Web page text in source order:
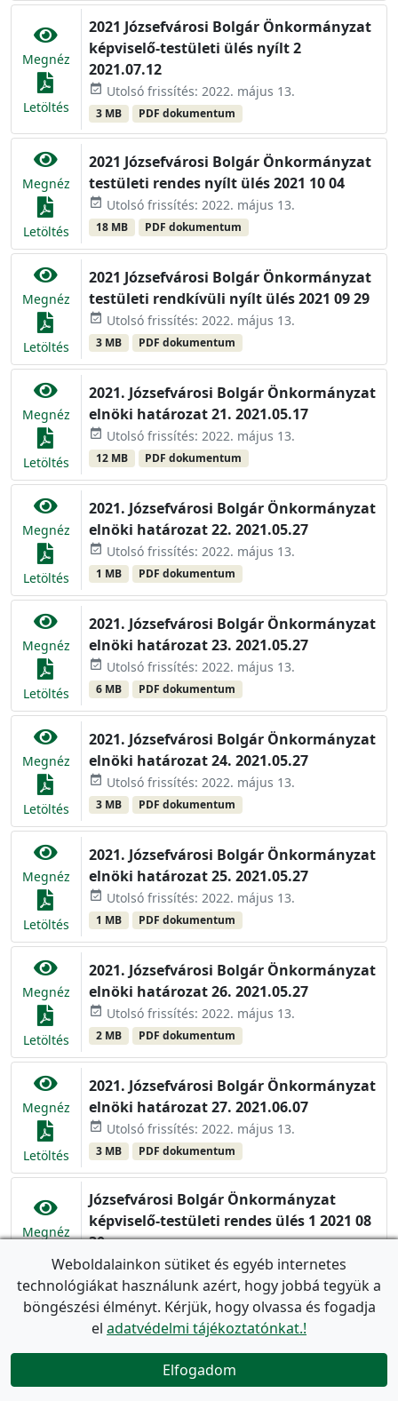
Megnéz
Letöltés
2021 Józsefvárosi Bolgár Önkormányzat
képviselő-testületi ülés nyílt 2
2021.07.12
event_available Utolsó frissítés: 2022. május 13.
3 MB PDF dokumentum
Megnéz
Letöltés
2021 Józsefvárosi Bolgár Önkormányzat
testületi rendes nyílt ülés 2021 10 04
event_available Utolsó frissítés: 2022. május 13.
18 MB PDF dokumentum
Megnéz
Letöltés
2021 Józsefvárosi Bolgár Önkormányzat
testületi rendkívüli nyílt ülés 2021 09 29
event_available Utolsó frissítés: 2022. május 13.
3 MB PDF dokumentum
Megnéz
Letöltés
2021. Józsefvárosi Bolgár Önkormányzat
elnöki határozat 21. 2021.05.17
event_available Utolsó frissítés: 2022. május 13.
12 MB PDF dokumentum
Megnéz
Letöltés
2021. Józsefvárosi Bolgár Önkormányzat
elnöki határozat 22. 2021.05.27
event_available Utolsó frissítés: 2022. május 13.
1 MB PDF dokumentum
Megnéz
Letöltés
2021. Józsefvárosi Bolgár Önkormányzat
elnöki határozat 23. 2021.05.27
event_available Utolsó frissítés: 2022. május 13.
6 MB PDF dokumentum
Megnéz
Letöltés
2021. Józsefvárosi Bolgár Önkormányzat
elnöki határozat 24. 2021.05.27
event_available Utolsó frissítés: 2022. május 13.
3 MB PDF dokumentum
Megnéz
Letöltés
2021. Józsefvárosi Bolgár Önkormányzat
elnöki határozat 25. 2021.05.27
event_available Utolsó frissítés: 2022. május 13.
1 MB PDF dokumentum
Megnéz
Letöltés
2021. Józsefvárosi Bolgár Önkormányzat
elnöki határozat 26. 2021.05.27
event_available Utolsó frissítés: 2022. május 13.
2 MB PDF dokumentum
Megnéz
Letöltés
2021. Józsefvárosi Bolgár Önkormányzat
elnöki határozat 27. 2021.06.07
event_available Utolsó frissítés: 2022. május 13.
3 MB PDF dokumentum
Megnéz
Letöltés
Józsefvárosi Bolgár Önkormányzat
képviselő-testületi rendes ülés 1 2021 08
30
event_availableUtolsó frissítés: 2022. május 13.
6 MB PDF dokumentum
2020. év dokumentumai
Megnéz
2020 Józsefvárosi Bolgár Önkormányzat
elnöki határozat 70 2020. 12.09

Weboldalainkon sütiket és egyéb internetes
technológiákat használunk azért, hogy jobbá tegyük a
böngészési élményt. Kérjük, hogy olvassa és fogadja
el adatvédelmi tájékoztatónkat.!
Elfogadom